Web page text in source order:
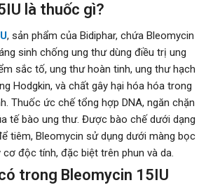
là thuốc gì?
, sản phẩm của Bidiphar, chứa Bleomycin
sinh chống ung thư dùng điều trị ung
sắc tố, ung thư hoàn tinh, ung thư hạch
Hodgkin, và chất gây hại hóa hóa trong
Thuốc ức chế tổng hợp DNA, ngăn chặn
tế bào ung thư. Được bào chế dưới dạng
tiêm, Bleomycin sử dụng dưới màng bọc
cơ độc tính, đặc biệt trên phun và da.
trong Bleomycin 15IU